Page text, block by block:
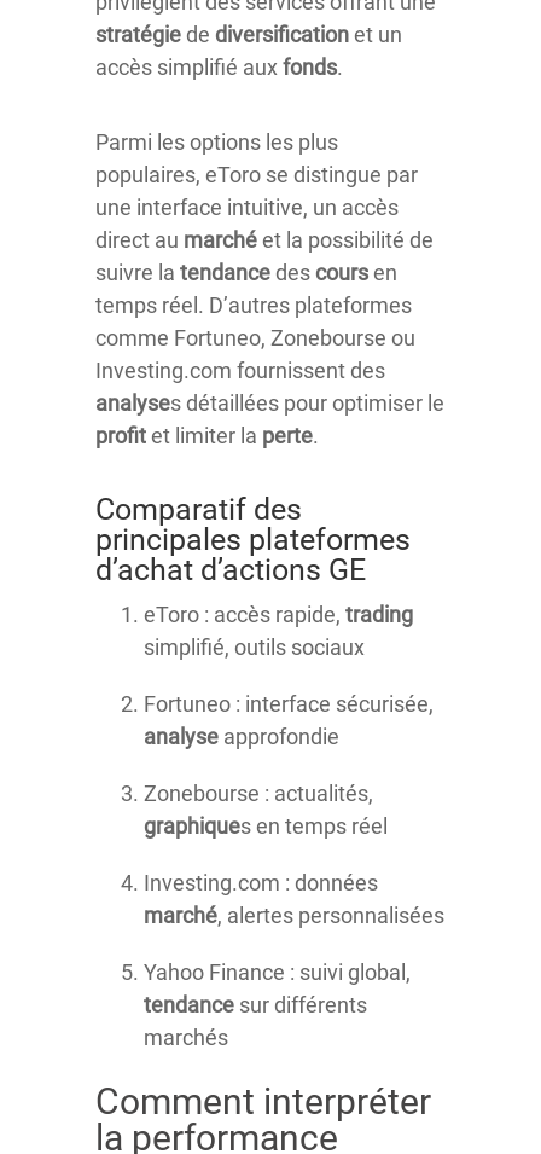
stratégie de diversificationet un
accès simplifié aux fonds.
Parmi les options les plus
populaires, eToro se distingue par
une interface intuitive, un accès
direct au marchéet la possibilité de
suivre la tendance descoursen
temps réel. D’autres plateformes
comme Fortuneo, Zonebourse ou
Investing.com fournissent des
analyses détaillées pour optimiser le
profitet limiter la perte.
Comparatif des
principales plateformes
d’achat d’actions GE
eToro : accès rapide, trading
simplifié, outils sociaux
Fortuneo : interface sécurisée,
analyse approfondie
Zonebourse : actualités,
graphiques en temps réel
Investing.com : données
marché, alertes personnalisées
Yahoo Finance : suivi global,
tendance sur différents
marchés
Comment interpréter
la performance